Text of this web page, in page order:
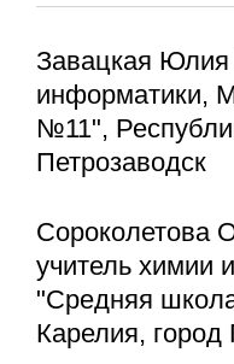
Завацкая
информатики,
№11",
Петрозаводск
Сороколетова
учитель химии
"Средняя
Карелия, город